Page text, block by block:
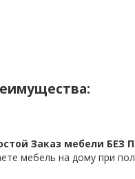
Заказ мебели БЕЗ
мебель на дому при